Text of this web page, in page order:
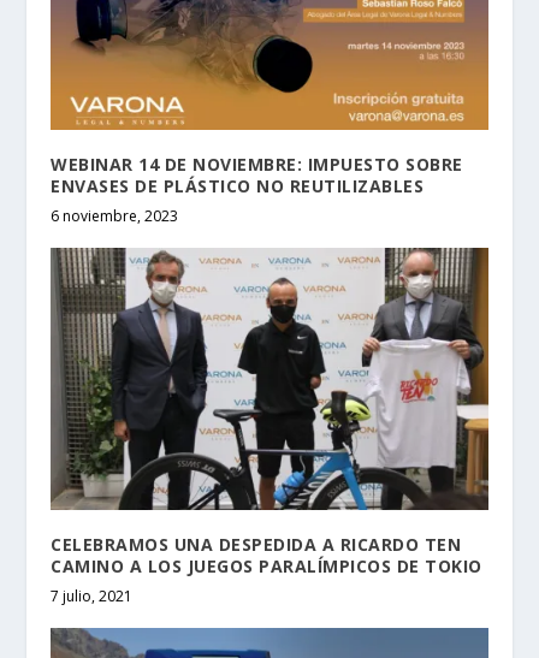
WEBINAR 14 DE NOVIEMBRE: IMPUESTO SOBRE
ENVASES DE PLÁSTICO NO REUTILIZABLES
6 noviembre, 2023
CELEBRAMOS UNA DESPEDIDA A RICARDO TEN
CAMINO A LOS JUEGOS PARALÍMPICOS DE TOKIO
7 julio, 2021